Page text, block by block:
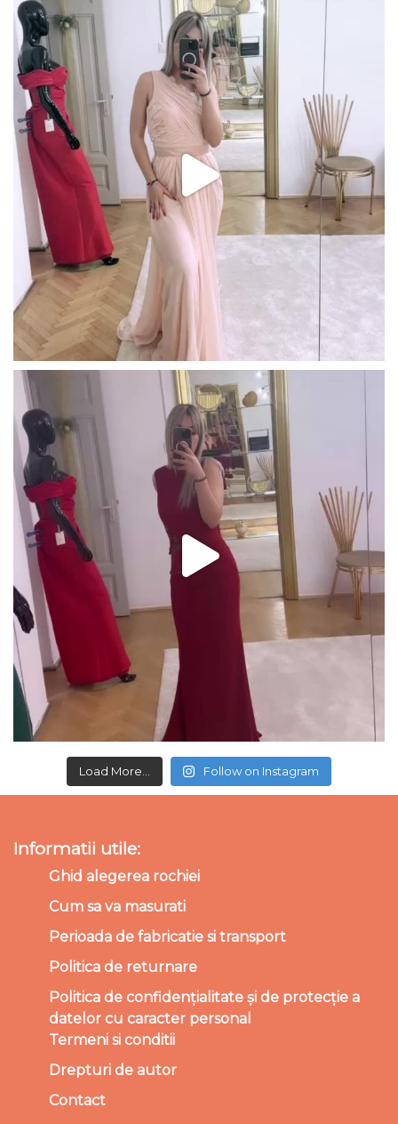
Load More... Follow on Instagram
Informatii utile:
Ghid alegerea rochiei
Cum sa va masurati
Perioada de fabricatie si transport
Politica de returnare
Politica de confidențialitate și de protecție a
datelor cu caracter personal
Termeni si conditii
Drepturi de autor
Contact